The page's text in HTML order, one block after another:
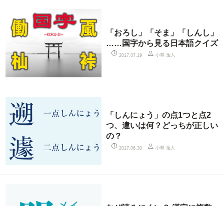
「おろし」「そま」「しんし」
……国字から見る日本語クイズ
2017.07.19 小林 逸人
「しんにょう」の点1つと点2
つ、違いは何？どっちが正しい
の？
2017.06.30 小林 逸人